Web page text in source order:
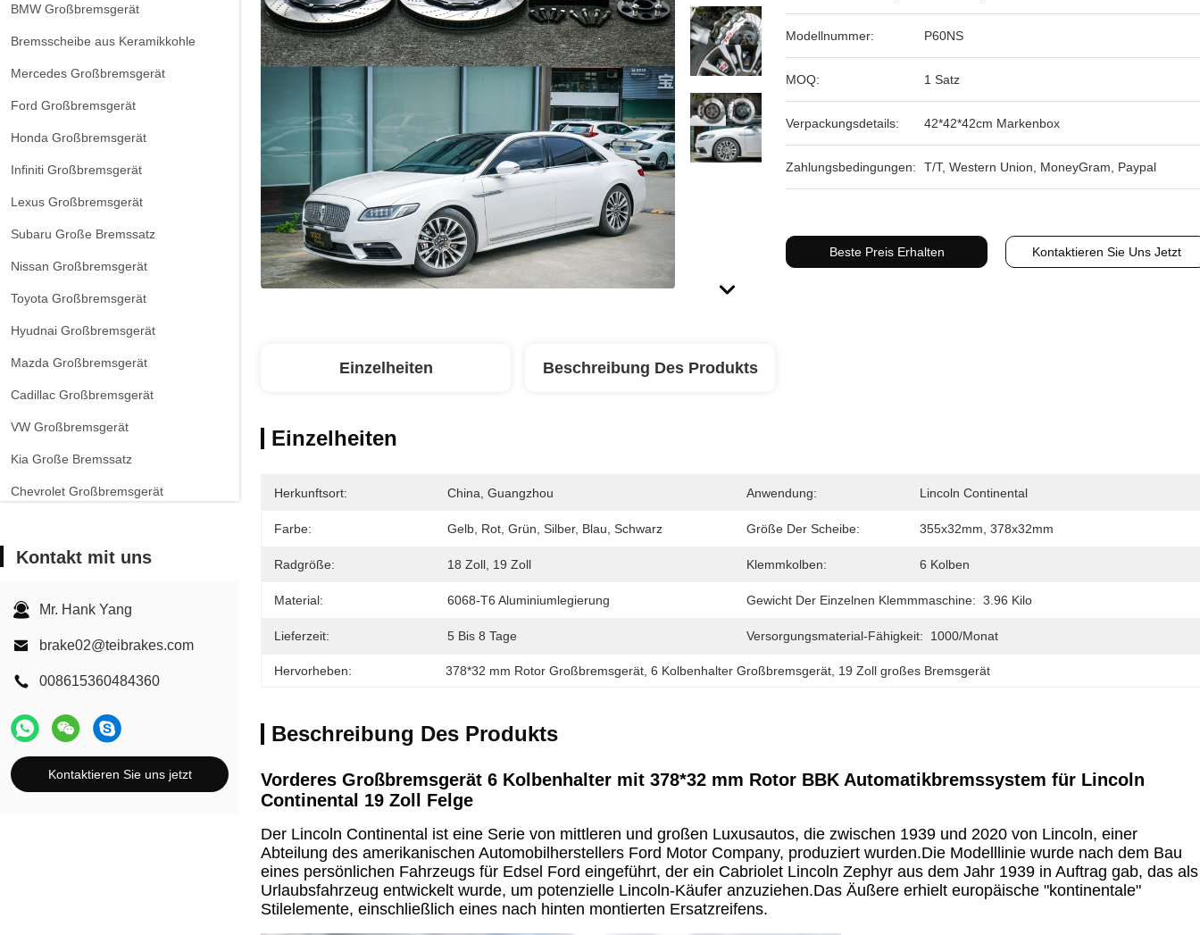
BMW Großbremsgerät
Bremsscheibe aus Keramikkohle
Mercedes Großbremsgerät
Ford Großbremsgerät
Honda Großbremsgerät
Infiniti Großbremsgerät
Lexus Großbremsgerät
Subaru Große Bremssatz
Nissan Großbremsgerät
Toyota Großbremsgerät
Hyudnai Großbremsgerät
Mazda Großbremsgerät
Cadillac Großbremsgerät
VW Großbremsgerät
Kia Große Bremssatz
Chevrolet Großbremsgerät
EPB-Bremssattel
Kontakt mit uns
Mr. Hank Yang
brake02@teibrakes.com
008615360484360
Kontaktieren Sie uns jetzt
Modellnummer: P60NS
MOQ: 1 Satz
Verpackungsdetails: 42*42*42cm Markenbox
Zahlungsbedingungen: T/T, Western Union, MoneyGram, Paypal
Beste Preis Erhalten Kontaktieren Sie Uns Jetzt
Einzelheiten Beschreibung Des Produkts
Einzelheiten
Herkunftsort: China, Guangzhou Anwendung: Lincoln Continental
Farbe: Gelb, Rot, Grün, Silber, Blau, Schwarz Größe Der Scheibe: 355x32mm, 378x32mm
Radgröße: 18 Zoll, 19 Zoll Klemmkolben: 6 Kolben
Material: 6068-T6 Aluminiumlegierung Gewicht Der Einzelnen Klemmmaschine: 3.96 Kilo
Lieferzeit: 5 Bis 8 Tage Versorgungsmaterial-Fähigkeit: 1000/Monat
Hervorheben: 378*32 mm Rotor Großbremsgerät , 6 Kolbenhalter Großbremsgerät 19 Zoll großes Bremsgerät
Beschreibung Des Produkts
Vorderes Großbremsgerät 6 Kolbenhalter mit 378*32 mm Rotor BBK Automatikbremssystem für Lincoln
Continental 19 Zoll Felge
Der Lincoln Continental ist eine Serie von mittleren und großen Luxusautos, die zwischen 1939 und 2020 von Lincoln, einer
Abteilung des amerikanischen Automobilherstellers Ford Motor Company, produziert wurden.Die Modelllinie wurde nach dem Bau
eines persönlichen Fahrzeugs für Edsel Ford eingeführt, der ein Cabriolet Lincoln Zephyr aus dem Jahr 1939 in Auftrag gab, das als
Urlaubsfahrzeug entwickelt wurde, um potenzielle Lincoln-Käufer anzuziehen.Das Äußere erhielt europäische "kontinentale"
Stilelemente, einschließlich eines nach hinten montierten Ersatzreifens.